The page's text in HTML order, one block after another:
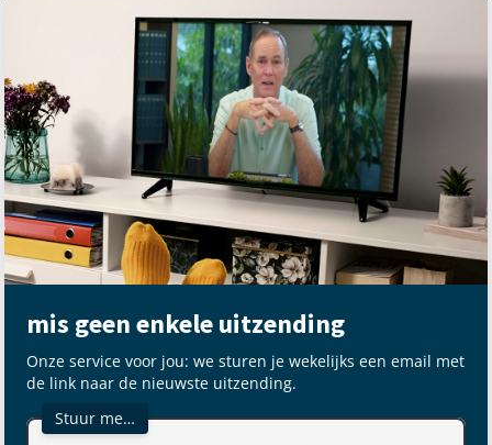
mis geen enkele uitzending
Onze service voor jou: we sturen je wekelijks een email met
de link naar de nieuwste uitzending.
Stuur me…